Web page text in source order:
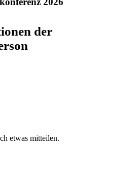
der
etwas mitteilen.